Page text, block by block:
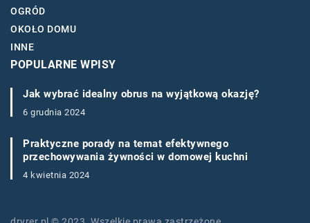
OGRÓD
OKOŁO DOMU
INNE
POPULARNE WPISY
Jak wybrać idealny obrus na wyjątkową okazję?
6 grudnia 2024
Praktyczne porady na temat efektywnego
przechowywania żywności w domowej kuchni
4 kwietnia 2024